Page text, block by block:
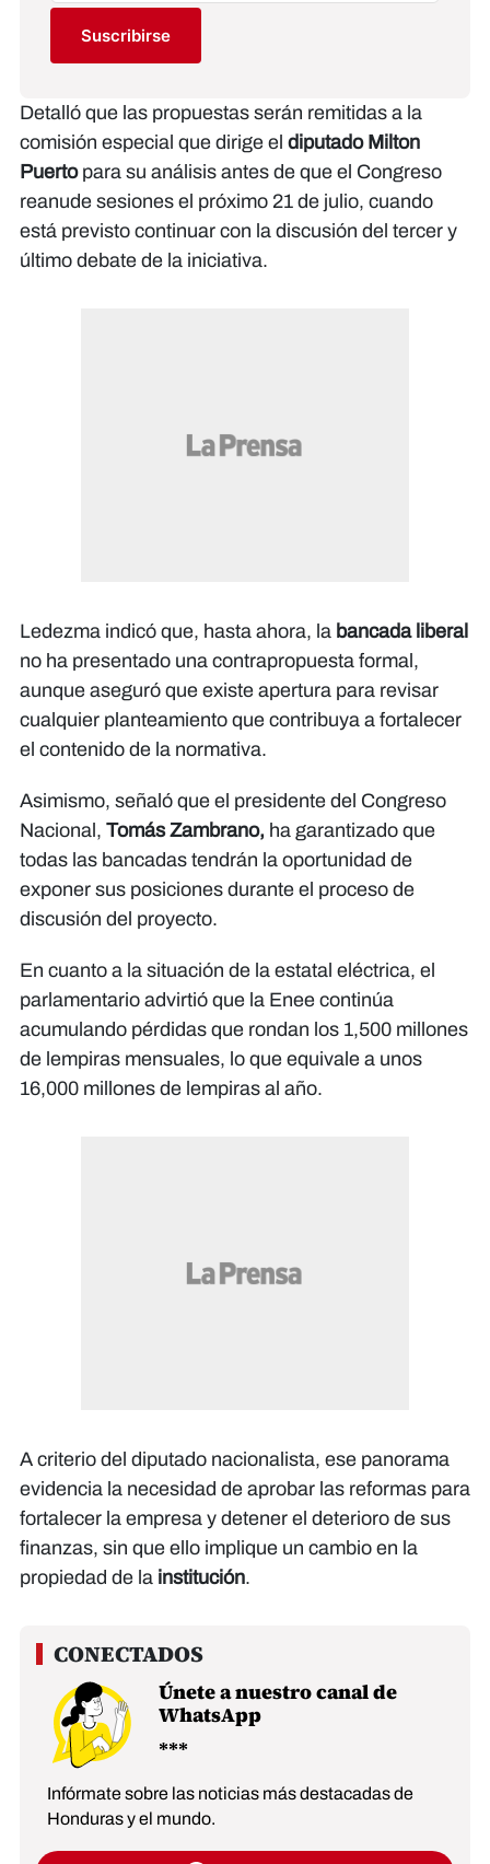
Suscribirse
Detalló que las propuestas serán remitidas a la
comisión especial que dirige el diputado Milton
Puertopara su análisis antes de que el Congreso
reanude sesiones el próximo 21 de julio, cuando
está previsto continuar con la discusión del tercer y
último debate de la iniciativa.
Ledezma indicó que, hasta ahora, la bancada liberal
no ha presentado una contrapropuesta formal,
aunque aseguró que existe apertura para revisar
cualquier planteamiento que contribuya a fortalecer
el contenido de la normativa.
Asimismo, señaló que el presidente del Congreso
Nacional, Tomás Zambrano, ha garantizado que
todas las bancadas tendrán la oportunidad de
exponer sus posiciones durante el proceso de
discusión del proyecto.
En cuanto a la situación de la estatal eléctrica, el
parlamentario advirtió que la Enee continúa
acumulando pérdidas que rondan los 1,500 millones
de lempiras mensuales, lo que equivale a unos
16,000 millones de lempiras al año.
A criterio del diputado nacionalista, ese panorama
evidencia la necesidad de aprobar las reformas para
fortalecer la empresa y detener el deterioro de sus
finanzas, sin que ello implique un cambio en la
propiedad de la institución.
Únete a nuestro canal de
WhatsApp
Infórmate sobre las noticias más destacadas de
Honduras y el mundo.